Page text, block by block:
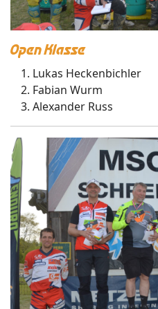
Open Klasse
Lukas Heckenbichler
Fabian Wurm
Alexander Russ